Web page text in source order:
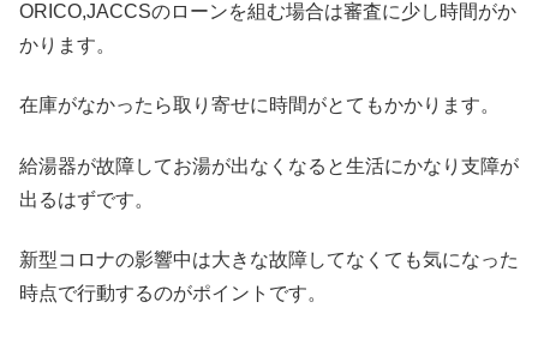
ORICO,JACCSのローンを組む場合は審査に少し時間がか
かります。
在庫がなかったら取り寄せに時間がとてもかかります。
給湯器が故障してお湯が出なくなると生活にかなり支障が
出るはずです。
新型コロナの影響中は大きな故障してなくても気になった
時点で行動するのがポイントです。